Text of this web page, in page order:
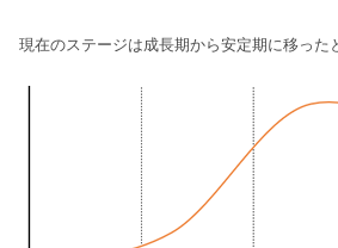
現在のステージは成長期から安定期に移った